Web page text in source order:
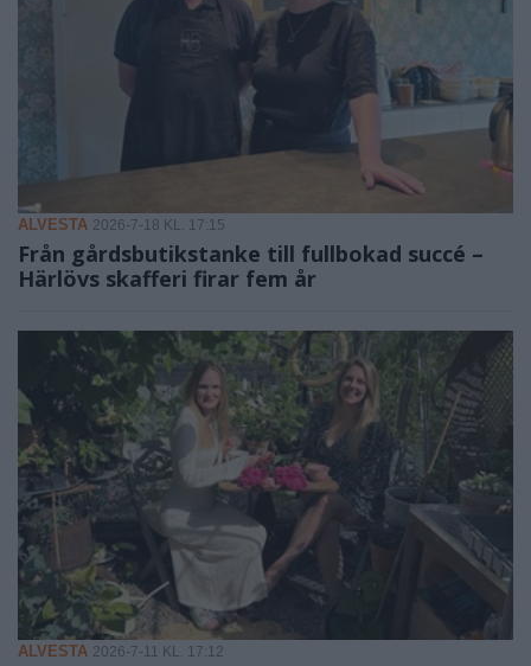
ALVESTA 2026-7-18 KL. 17:15
Från gårdsbutikstanke till fullbokad succé –
Härlövs skafferi firar fem år
ALVESTA 2026-7-11 KL. 17:12